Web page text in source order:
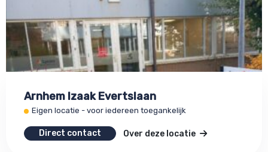
Arnhem Izaak Evertslaan
Eigen locatie - voor iedereen toegankelijk
Direct contact Over deze locatie